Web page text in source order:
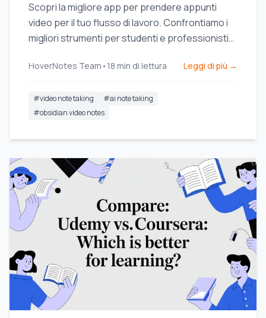
Scopri la migliore app per prendere appunti
video per il tuo flusso di lavoro. Confrontiamo i
migliori strumenti per studenti e professionisti
HoverNotes Team • 18 min di lettura Leggi di più →
#video note taking #ai note taking
#obsidian video notes